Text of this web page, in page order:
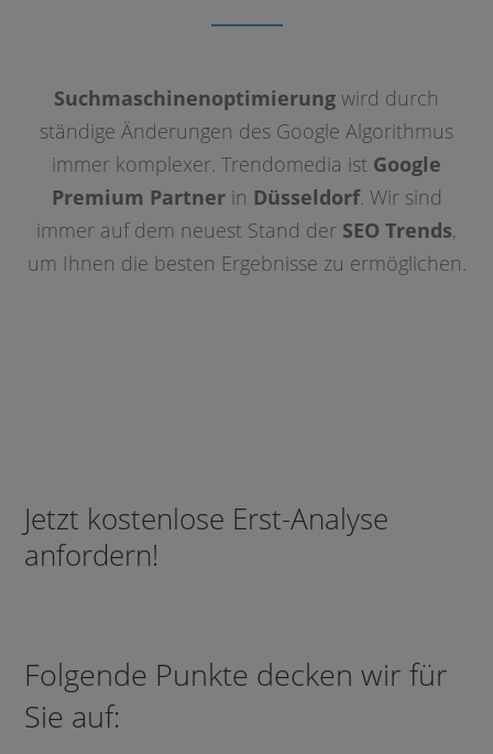
Suchmaschinenoptimierung wird durch
ständige Änderungen des Google Algorithmus
immer komplexer. Trendomedia ist Google
Premium Partner in Düsseldorf. Wir sind
immer auf dem neuest Stand der SEO Trends,
um Ihnen die besten Ergebnisse zu ermöglichen.
Jetzt kostenlose Erst-Analyse
anfordern!
Folgende Punkte decken wir für
Sie auf: